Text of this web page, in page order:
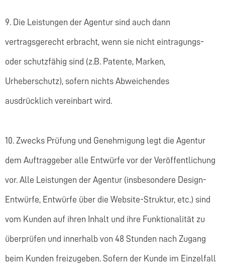
9. Die Leistungen der Agentur sind auch dann
vertragsgerecht erbracht, wenn sie nicht eintragungs-
oder schutzfähig sind (z.B. Patente, Marken,
Urheberschutz), sofern nichts Abweichendes
ausdrücklich vereinbart wird.
10. Zwecks Prüfung und Genehmigung legt die Agentur
dem Auftraggeber alle Entwürfe vor der Veröffentlichung
vor. Alle Leistungen der Agentur (insbesondere Design-
Entwürfe, Entwürfe über die Website-Struktur, etc.) sind
vom Kunden auf ihren Inhalt und ihre Funktionalität zu
überprüfen und innerhalb von 48 Stunden nach Zugang
beim Kunden freizugeben. Sofern der Kunde im Einzelfall